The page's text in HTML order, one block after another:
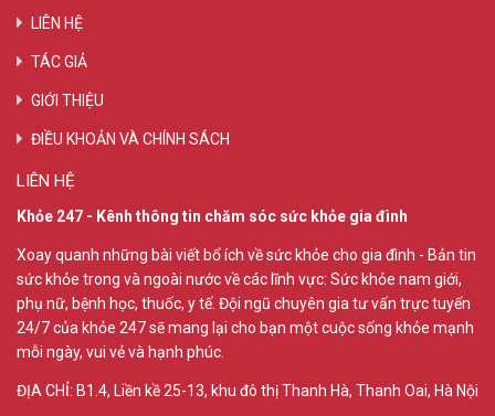
LIÊN HỆ
TÁC GIẢ
GIỚI THIỆU
ĐIỀU KHOẢN VÀ CHÍNH SÁCH
LIÊN HỆ
Khỏe 247 - Kênh thông tin chăm sóc sức khỏe gia đình
Xoay quanh những bài viết bổ ích về sức khỏe cho gia đình - Bản tin
sức khỏe trong và ngoài nước về các lĩnh vực: Sức khỏe nam giới,
phụ nữ, bệnh học, thuốc, y tế. Đội ngũ chuyên gia tư vấn trực tuyến
24/7 của khỏe 247 sẽ mang lại cho bạn một cuộc sống khỏe mạnh
mỗi ngày, vui vẻ và hạnh phúc.
ĐỊA CHỈ: B1.4, Liền kề 25-13, khu đô thị Thanh Hà, Thanh Oai, Hà Nội